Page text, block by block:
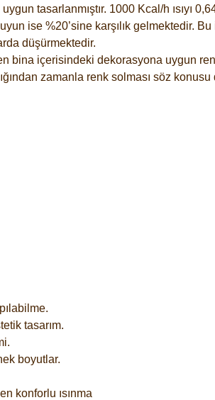
tasarlanmıştır. 1000 Kcal/h ısıyı
ise %20’sine karşılık gelmektedir.
düşürmektedir.
bina içerisindeki dekorasyona uygun
zamanla renk solması söz konusu
tasarım.
boyutlar.
konforlu ısınma